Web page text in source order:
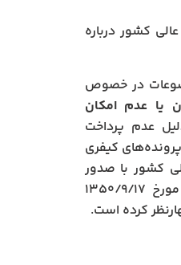
کشور درباره
در خصوص
یا عدم امکان
عدم پرداخت
کیفری
کشور با صدور
رأی وحدت رویه شماره ۲۹۰ مورخ ۱۳۵۰/۹/۱۷
کرده است.